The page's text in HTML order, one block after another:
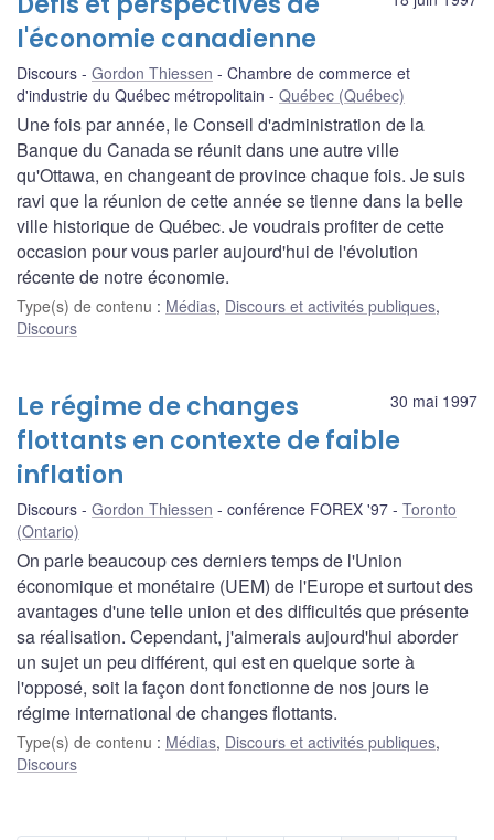
l'économie canadienne
Discours Gordon Thiessen
Chambre de commerce et
d'industrie du Québec métropolitain
Québec (Québec)
Une fois par année, le Conseil d'administration de la
Banque du Canada se réunit dans une autre ville
qu'Ottawa, en changeant de province chaque fois. Je suis
ravi que la réunion de cette année se tienne dans la belle
ville historique de Québec. Je voudrais profiter de cette
occasion pour vous parler aujourd'hui de l'évolution
récente de notre économie.
Type(s) de contenu : Médias, Discours et activités publiques,
Discours
30 mai 1997
Le régime de changes
flottants en contexte de faible
inflation
Discours Gordon Thiessen conférence FOREX '97
Toronto
(Ontario)
On parle beaucoup ces derniers temps de l'Union
économique et monétaire (UEM) de l'Europe et surtout des
avantages d'une telle union et des difficultés que présente
sa réalisation. Cependant, j'aimerais aujourd'hui aborder
un sujet un peu différent, qui est en quelque sorte à
l'opposé, soit la façon dont fonctionne de nos jours le
régime international de changes flottants.
Type(s) de contenu : Médias, Discours et activités publiques,
Discours